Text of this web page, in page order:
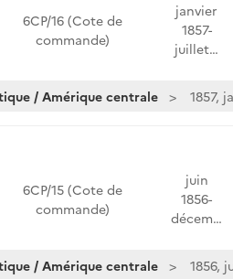
6CP/16 (Cote de
commande)
janvier
1857-
juillet…
/ Amérique centrale 1857,
6CP/15 (Cote de
commande)
juin
1856-
décem…
/ Amérique centrale 1856,